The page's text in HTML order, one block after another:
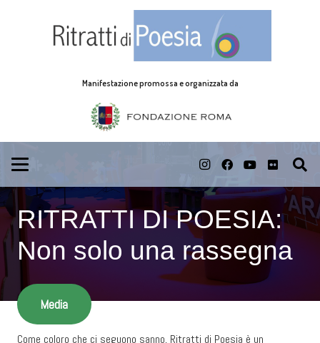
Manifestazione promossa e organizzata da
RITRATTI DI POESIA:
Non solo una rassegna
Media
Come coloro che ci seguono sanno, Ritratti di Poesia è un